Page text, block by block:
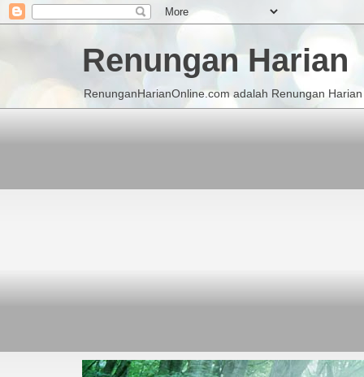
Renungan Harian
RenunganHarianOnline.com adalah Renungan